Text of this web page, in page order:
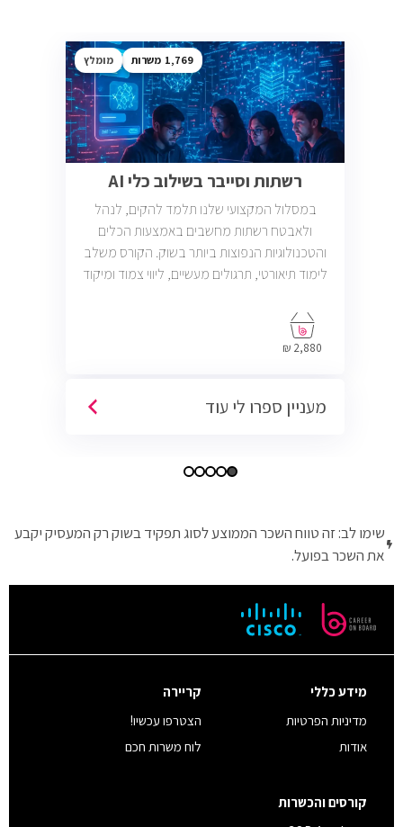
1,769 מומלץ
רשתות וסייבר בשילוב כלי AI
במסלול המקצועי שלנו תלמד להקים, לנהל
ולאבטח רשתות מחשבים באמצעות הכלים
והטכנולוגיות הנפוצות ביותר בשוק. הקורס משלב
לימוד תיאורטי, תרגולים מעשיים, ליווי צמוד ומיקוד
2,880 ₪
מעניין ספרו לי עוד
שימו לב: זה טווח השכר הממוצע לסוג תפקיד בשוק רק המעסיק יקבע
את השכר בפועל.
מידע כללי
מדיניות הפרטיות
אודות
קריירה
הצטרפו עכשיו!
לוח משרות חכם
קורסים והכשרות